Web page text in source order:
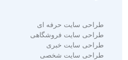
طراحی سایت حرفه ای
طراحی سایت فروشگاهی
طراحی سایت خبری
طراحی سایت شخصی